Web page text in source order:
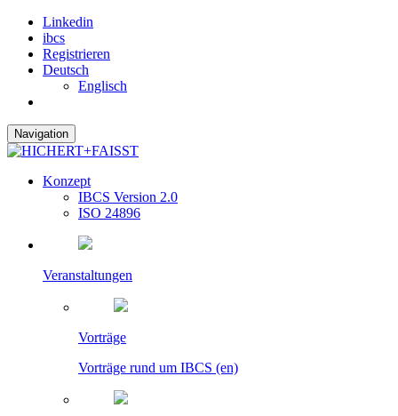
Linkedin
ibcs
Registrieren
Deutsch
Englisch
Navigation
Konzept
IBCS Version 2.0
ISO 24896
Veranstaltungen
Vorträge
Vorträge rund um IBCS (en)